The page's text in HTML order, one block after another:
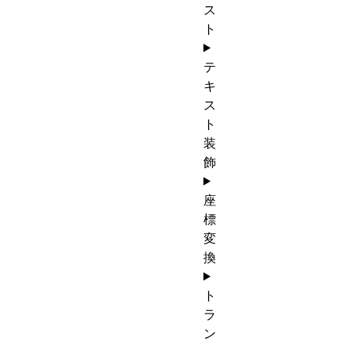
ス
ト
テ
キ
ス
ト
装
飾
座
標
変
換
ト
ラ
ン